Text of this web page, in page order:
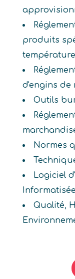
produits
d'engins de
Outils
Normes
Logiciel
Qualité,